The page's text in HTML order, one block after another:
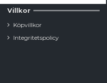
Villkor
Köpvillkor
Integritetspolicy